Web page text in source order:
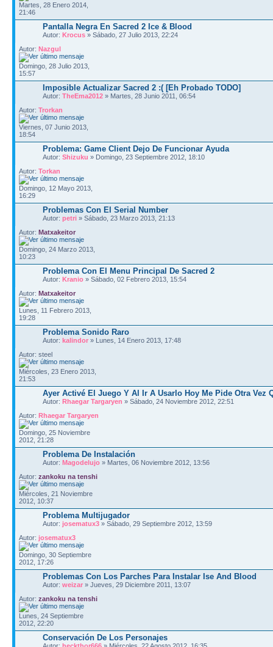
Martes, 28 Enero 2014,
21:46
Pantalla Negra En Sacred 2 Ice & Blood
Autor: Krocus » Sábado, 27 Julio 2013, 22:24
Autor: Nazgul
Domingo, 28 Julio 2013,
15:57
Imposible Actualizar Sacred 2 :( [Eh Probado TODO]
Autor: TheEma2012 » Martes, 28 Junio 2011, 06:54
Autor: Trorkan
Viernes, 07 Junio 2013,
18:54
Problema: Game Client Dejo De Funcionar Ayuda
Autor: Shizuku » Domingo, 23 Septiembre 2012, 18:10
Autor: Torkan
Domingo, 12 Mayo 2013,
16:29
Problemas Con El Serial Number
Autor: petri » Sábado, 23 Marzo 2013, 21:13
Autor: Matxakeitor
Domingo, 24 Marzo 2013,
10:23
Problema Con El Menu Principal De Sacred 2
Autor: Kranio » Sábado, 02 Febrero 2013, 15:54
Autor: Matxakeitor
Lunes, 11 Febrero 2013,
19:28
Problema Sonido Raro
Autor: kalindor » Lunes, 14 Enero 2013, 17:48
Autor: steel
Miércoles, 23 Enero 2013,
21:53
Ayer Activé El Juego Y Al Ir A Usarlo Hoy Me Pide Otra Vez
Autor: Rhaegar Targaryen » Sábado, 24 Noviembre 2012, 22:51
Autor: Rhaegar Targaryen
Domingo, 25 Noviembre
2012, 21:28
Problema De Instalación
Autor: Magodelujo » Martes, 06 Noviembre 2012, 13:56
Autor: zankoku na tenshi
Miércoles, 21 Noviembre
2012, 10:37
Problema Multijugador
Autor: josematux3 » Sábado, 29 Septiembre 2012, 13:59
Autor: josematux3
Domingo, 30 Septiembre
2012, 17:26
Problemas Con Los Parches Para Instalar Ise And Blood
Autor: weizar » Jueves, 29 Diciembre 2011, 13:07
Autor: zankoku na tenshi
Lunes, 24 Septiembre
2012, 22:20
Conservación De Los Personajes
Autor: heckthor666 » Miércoles, 22 Agosto 2012, 16:35